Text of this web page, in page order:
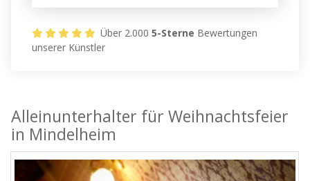
Über 2.0005-Sterne Bewertungen
unserer Künstler
Alleinunterhalter für Weihnachtsfeier
in Mindelheim